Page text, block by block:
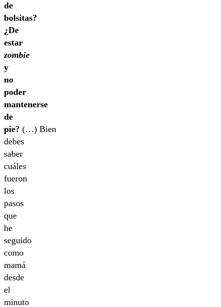
de
bolsitas?
¿De
estar
zombie
y
no
poder
mantenerse
de
pie? (…) Bien
debes
saber
cuáles
fueron
los
pasos
que
he
seguido
como
mamá
desde
el
minuto